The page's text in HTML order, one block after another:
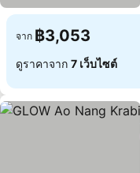
จาก ฿3,053
ดูราคาจาก 7 เว็บไซต์